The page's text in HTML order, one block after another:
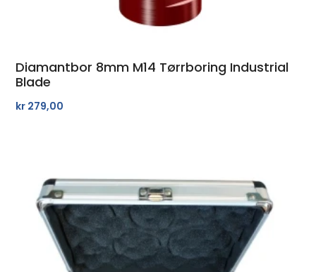
Diamantbor 8mm M14 Tørrboring Industrial
Blade
kr 279,00